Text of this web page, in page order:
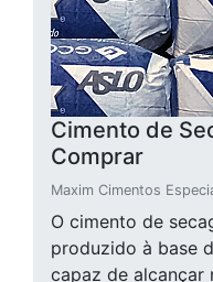
Cimento de
Comprar
Maxim Cimentos
O cimento de
produzido à base
capaz de alcançar